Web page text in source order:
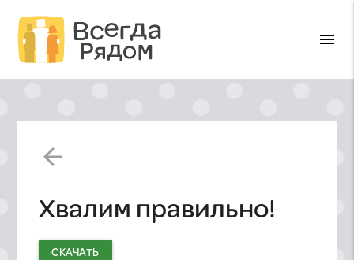
menu
arrow_back
Хвалим правильно!
СКАЧАТЬ